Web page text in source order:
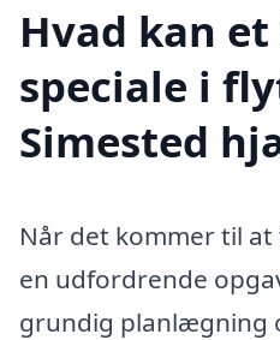
Hvad kan
speciale i
Simested
Når det kommer til
en udfordrende
grundig planlægning